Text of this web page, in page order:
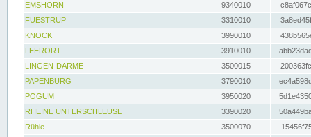
EMSHÖRN
9340010
FUESTRUP
3310010
KNOCK
3990010
LEERORT
3910010
LINGEN-DARME
3500015
PAPENBURG
3790010
POGUM
3950020
RHEINE UNTERSCHLEUSE
3390020
Rühle
3500070